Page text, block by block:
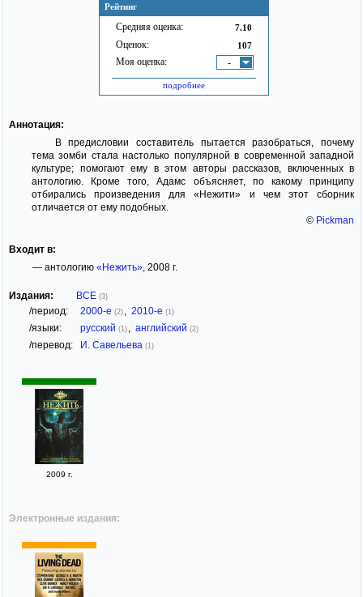
Рейтинг
Средняя оценка: 7.10
Оценок: 107
Моя оценка: -
подробнее
Аннотация:
В предисловии составитель пытается разобраться, почему
тема зомби стала настолько популярной в современной западной
культуре; помогают ему в этом авторы рассказов, включенных в
антологию. Кроме того, Адамс объясняет, по какому принципу
отбирались произведения для «Нежити» и чем этот сборник
отличается от ему подобных.
© Pickman
Входит в:
— антологию «Нежить», 2008 г.
Издания: ВСЕ (3)
/период: 2000-е (2) 2010-е (1)
/языки: русский (1) английский (2)
/перевод: И. Савельева (1)
2009 г.
Электронные издания: